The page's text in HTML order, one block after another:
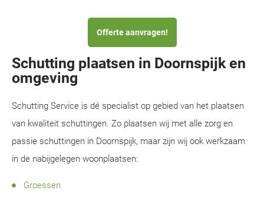
Offerte aanvragen!
Schutting plaatsen in Doornspijk en
omgeving
Schutting Service is dé specialist op gebied van het plaatsen
van kwaliteit schuttingen. Zo plaatsen wij met alle zorg en
passie schuttingen in Doornspijk, maar zijn wij ook werkzaam
in de nabijgelegen woonplaatsen:
Groessen